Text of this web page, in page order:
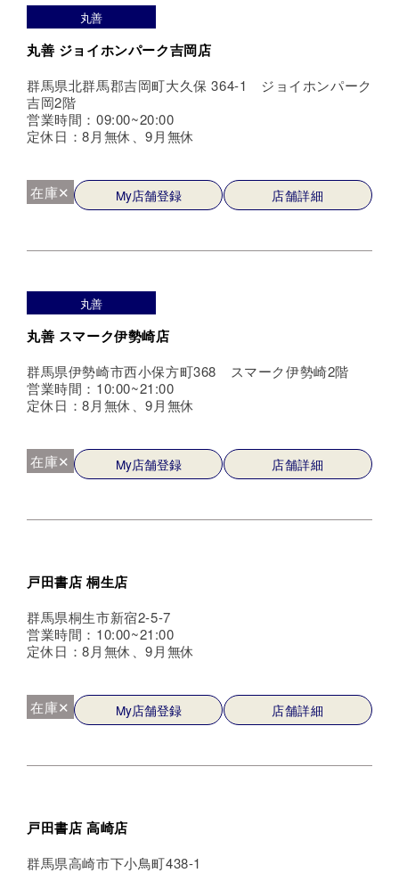
丸善
丸善 ジョイホンパーク吉岡店
群馬県北群馬郡吉岡町大久保 364-1 ジョイホンパーク
吉岡2階
営業時間：09:00~20:00
定休日：8月無休、9月無休
在庫✕ My店舗登録 店舗詳細
丸善
丸善 スマーク伊勢崎店
群馬県伊勢崎市西小保方町368 スマーク伊勢崎2階
営業時間：10:00~21:00
定休日：8月無休、9月無休
在庫✕ My店舗登録 店舗詳細
戸田書店 桐生店
群馬県桐生市新宿2-5-7
営業時間：10:00~21:00
定休日：8月無休、9月無休
在庫✕ My店舗登録 店舗詳細
戸田書店 高崎店
群馬県高崎市下小鳥町438-1